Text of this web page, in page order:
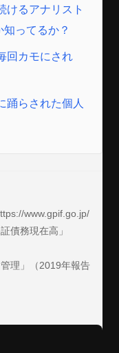
るアナリスト
ってるか？
回カモにされ
らされた個人
www.gpif.go.jp/
債務現在高」
理」（2019年報告